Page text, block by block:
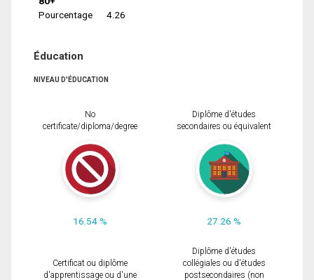
Pourcentage
4.26
Éducation
NIVEAU D'ÉDUCATION
No
certificate/diploma/degree
16.54 %
Diplôme d'études
secondaires ou équivalent
27.26 %
Certificat ou diplôme
d'apprentissage ou d'une
Diplôme d'études
collégiales ou d'études
postsecondaires (non